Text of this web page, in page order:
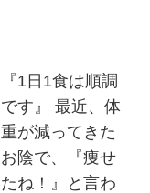
『1日1食は順調
です』 最近、体
重が減ってきた
お陰で、『痩せ
たね！』と言わ